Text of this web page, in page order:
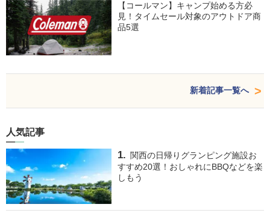
【コールマン】キャンプ始める方必
見！タイムセール対象のアウトドア商
品5選
新着記事一覧へ
人気記事
関西の日帰りグランピング施設お
すすめ20選！おしゃれにBBQなどを楽
しもう